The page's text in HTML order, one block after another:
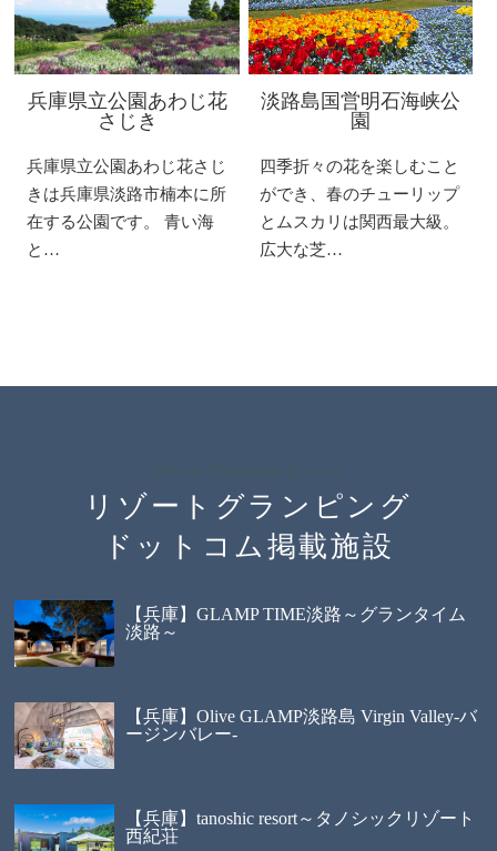
兵庫県立公園あわじ花
さじき
兵庫県立公園あわじ花さじ
きは兵庫県淡路市楠本に所
在する公園です。 青い海
と…
淡路島国営明石海峡公
園
四季折々の花を楽しむこと
ができ、春のチューリップ
とムスカリは関西最大級。
広大な芝…
リゾートグランピング
ドットコム掲載施設
【兵庫】GLAMP TIME淡路～グランタイム
淡路～
【兵庫】Olive GLAMP淡路島 Virgin Valley-バ
ージンバレー-
【兵庫】tanoshic resort～タノシックリゾート
西紀荘